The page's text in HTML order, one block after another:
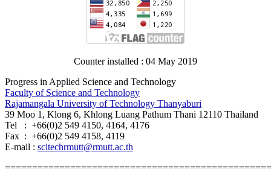
Counter installed : 04 May 2019
Progress in Applied Science and Technology
Faculty of Science and Technology
Rajamangala University of Technology Thanyaburi
39 Moo 1, Klong 6, Khlong Luang Pathum Thani 12110 Thailand
Tel : +66(0)2 549 4150, 4164, 4176
Fax : +66(0)2 549 4158, 4119
E-mail : scitechrmutt@rmutt.ac.th